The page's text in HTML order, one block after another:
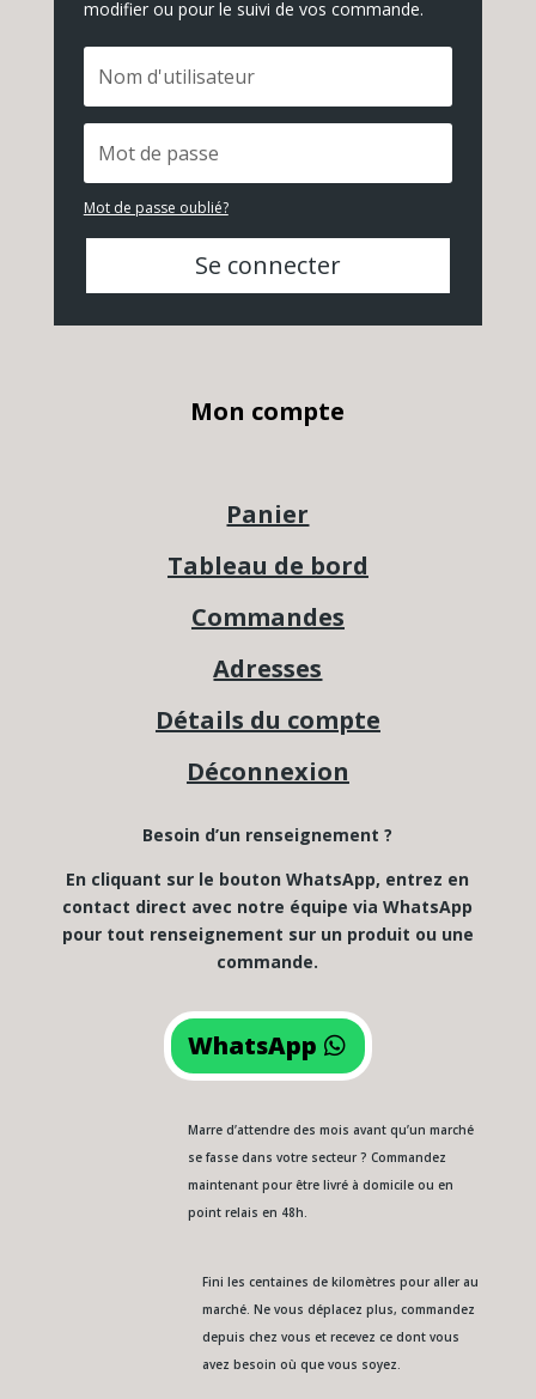
modifier ou pour le suivi de vos commande.
Mot de passe oublié?
Se connecter
Mon compte
Panier
Tableau de bord
Commandes
Adresses
Détails du compte
Déconnexion
Besoin d’un renseignement ?
En cliquant sur le bouton WhatsApp, entrez en
contact direct avec notre équipe via WhatsApp
pour tout renseignement sur un produit ou une
commande.
WhatsApp
Marre d’attendre des mois avant qu’un marché
se fasse dans votre secteur ? Commandez
maintenant pour être livré à domicile ou en
point relais en 48h.
Fini les centaines de kilomètres pour aller au
marché. Ne vous déplacez plus, commandez
depuis chez vous et recevez ce dont vous
avez besoin où que vous soyez.